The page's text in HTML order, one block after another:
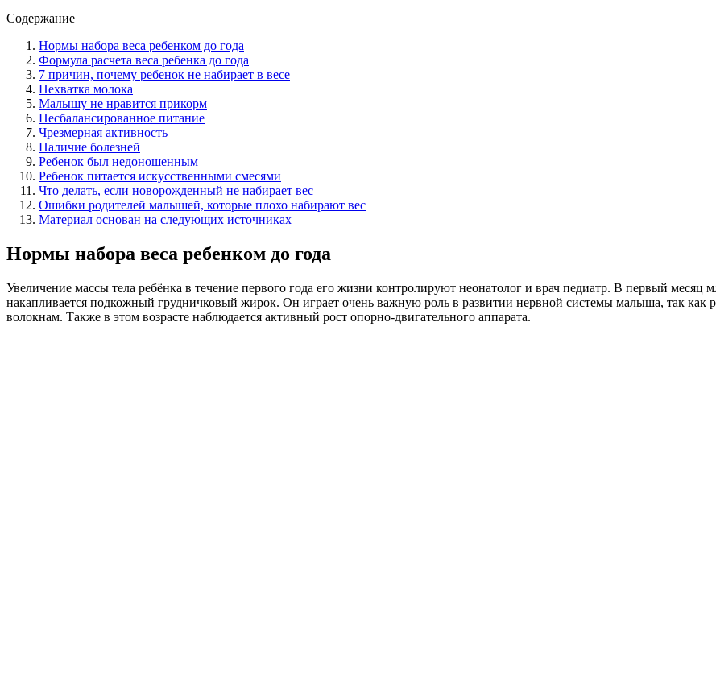
Содержание
Нормы набора веса ребенком до года
Формула расчета веса ребенка до года
7 причин, почему ребенок не набирает в весе
Нехватка молока
Малышу не нравится прикорм
Несбалансированное питание
Чрезмерная активность
Наличие болезней
Ребенок был недоношенным
Ребенок питается искусственными смесями
Что делать, если новорожденный не набирает вес
Ошибки родителей малышей, которые плохо набирают вес
Материал основан на следующих источниках
Нормы набора веса ребенком до года
Увеличение массы тела ребёнка в течение первого года его жизни контролируют неонатолог и врач педиатр. В первый месяц
накапливается подкожный грудничковый жирок. Он играет очень важную роль в развитии нервной системы малыша, так как
волокнам. Также в этом возрасте наблюдается активный рост опорно-двигательного аппарата.